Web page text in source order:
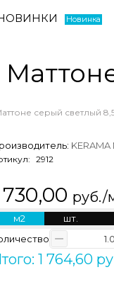
Новинка
серый светлый
KERAMA
2912
730,00 руб./
м2 шт.
1 764,60